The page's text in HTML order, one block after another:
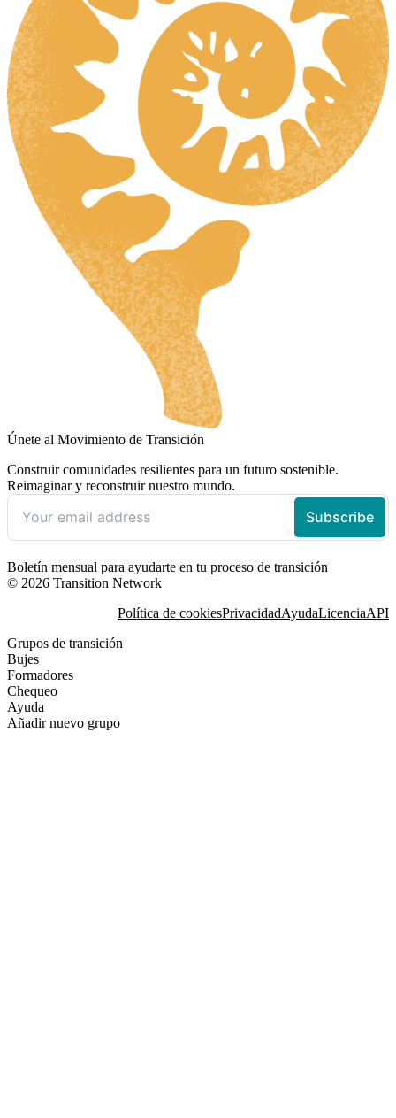
Únete al Movimiento de Transición
Construir comunidades resilientes para un futuro sostenible.
Reimaginar y reconstruir nuestro mundo.
Boletín mensual para ayudarte en tu proceso de transición
© 2026 Transition Network
Política de cookiesPrivacidadAyudaLicenciaAPI
Grupos de transición
Bujes
Formadores
Chequeo
Ayuda
Añadir nuevo grupo